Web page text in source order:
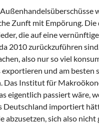
Zunft mit Empörung.
die auf eine
2010 zurückzuführen
also nur so viel
und am besten
Das Institut für
eigentlich passiert wäre,
Deutschland importiert
sich also nicht